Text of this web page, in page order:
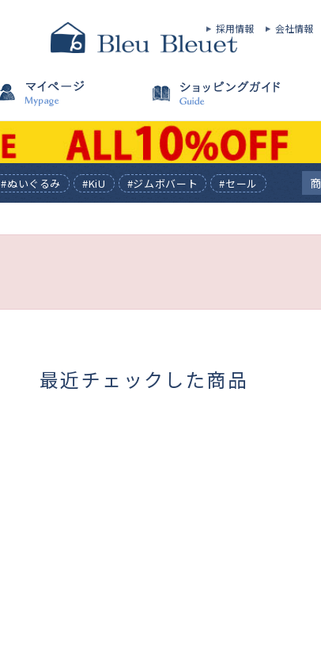
採用情報 会社情報
#ぬいぐるみ #KiU #ジムボバート #セール
最近チェックした商品